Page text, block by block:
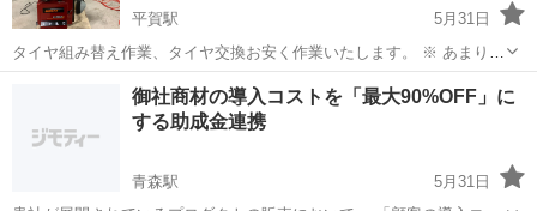
平賀駅
5月31日
タイヤ組み替え作業、タイヤ交換お安く作業いたします。 ※ あまり古
いタイヤはお断りします 組み替え 4本 12～13インチ 2000 14～17イ
ンチ 4000 18〜20インチ 5000〜 扁平も可能です。 エアバルブ...
平賀駅 その他 タイヤ
御社商材の導入コストを「最大90%OFF」に
する助成金連携
青森駅
5月31日